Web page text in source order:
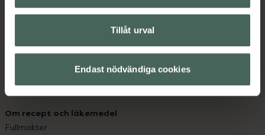
Tillåt urval
Endast nödvändiga cookies
Hitta apotek
Leverans, betalning och retur
Kundklubb
Köpvillkor
Om recept och läkemedel
Fullmakter